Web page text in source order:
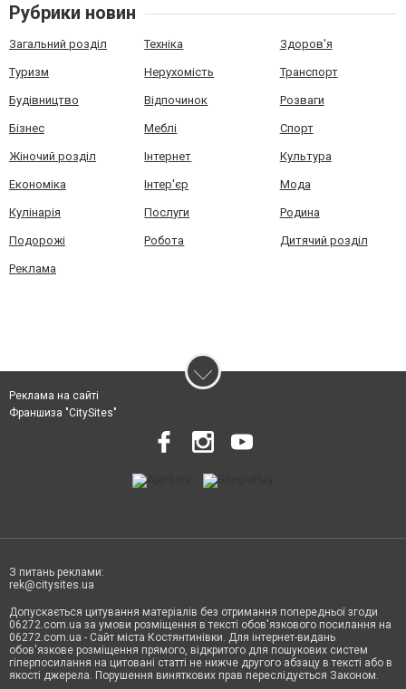
Рубрики новин
Загальний розділ Техніка Здоров'я
Туризм Нерухомість Транспорт
Будівництво Відпочинок Розваги
Бізнес Меблі Спорт
Жіночий розділ Інтернет Культура
Економіка Інтер'єр Мода
Кулінарія Послуги Родина
Подорожі Робота Дитячий розділ
Реклама
Реклама на сайті
Франшиза "CitySites"
З питань реклами:
rek@citysites.ua
Допускається цитування матеріалів без отримання попередньої згоди
06272.com.ua за умови розміщення в тексті обов'язкового посилання на
06272.com.ua - Сайт міста Костянтинівки. Для інтернет-видань
обов'язкове розміщення прямого, відкритого для пошукових систем
гіперпосилання на цитовані статті не нижче другого абзацу в тексті або в
якості джерела. Порушення виняткових прав переслідується Законом.